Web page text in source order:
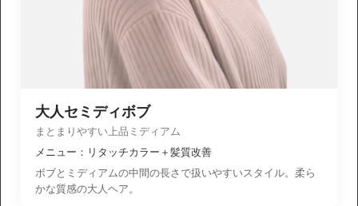
大人セミディボブ
まとまりやすい上品ミディアム
メニュー：リタッチカラー＋髪質改善
ボブとミディアムの中間の長さで扱いやすいスタイル。柔ら
かな質感の大人ヘア。